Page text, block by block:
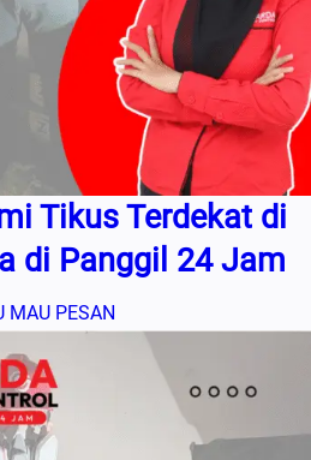
Tikus Terdekat di
di Panggil 24 Jam
MAU PESAN